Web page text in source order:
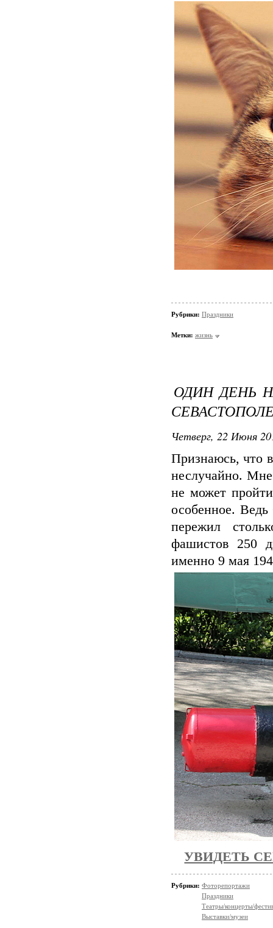
Рубрики: Праздники
Метки: жизнь
ОДИН ДЕНЬ
Четверг, 22 Июня
Признаюсь, что
неслучайно. Мне
не может
особенное.
пережил
фашистов 250
именно 9 мая
УВИДЕТЬ
Рубрики: Фоторепортажи
Праздники
Театры/концерты/
Выставки/музеи